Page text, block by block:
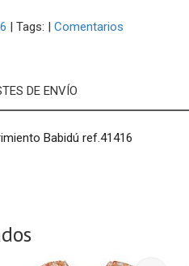
| Tags: | Comentarios
DE ENVÍO
Babidú ref.41416